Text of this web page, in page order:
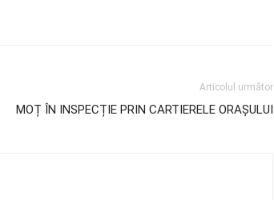
Articolul următor
MOȚ ÎN INSPECȚIE PRIN CARTIERELE ORAȘULUI